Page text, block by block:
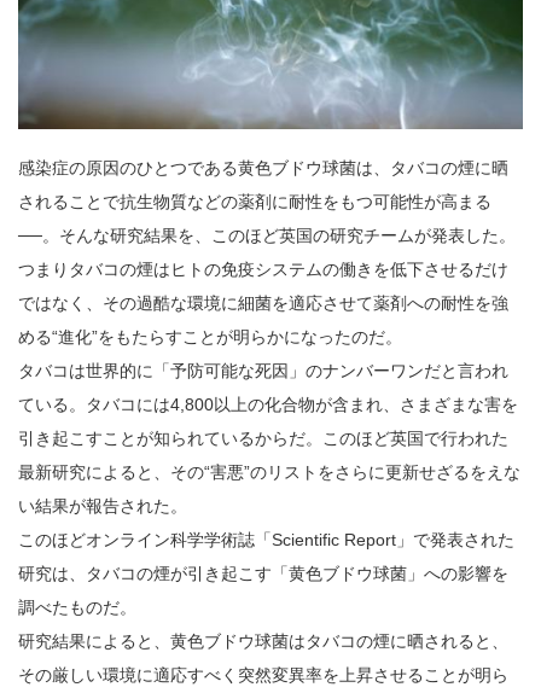
感染症の原因のひとつである黄色ブドウ球菌は、タバコの煙に晒
されることで抗生物質などの薬剤に耐性をもつ可能性が高まる
──。そんな研究結果を、このほど英国の研究チームが発表した。
つまりタバコの煙はヒトの免疫システムの働きを低下させるだけ
ではなく、その過酷な環境に細菌を適応させて薬剤への耐性を強
める“進化”をもたらすことが明らかになったのだ。
タバコは世界的に「予防可能な死因」のナンバーワンだと言われ
ている。タバコには4,800以上の化合物が含まれ、さまざまな害を
引き起こすことが知られているからだ。このほど英国で行われた
最新研究によると、その“害悪”のリストをさらに更新せざるをえな
い結果が報告された。
このほどオンライン科学学術誌「Scientific Report」で発表された
研究は、タバコの煙が引き起こす「黄色ブドウ球菌」への影響を
調べたものだ。
研究結果によると、黄色ブドウ球菌はタバコの煙に晒されると、
その厳しい環境に適応すべく突然変異率を上昇させることが明ら